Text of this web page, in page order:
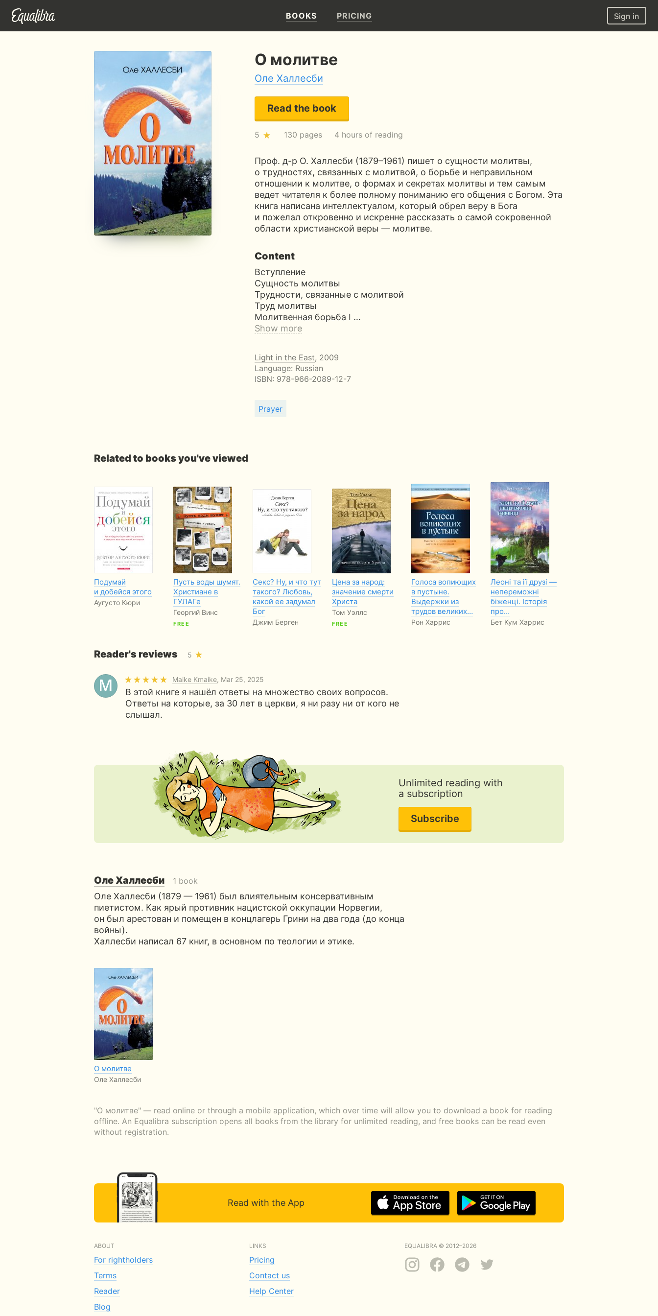
BOOKS PRICING Sign in
О молитве
Оле Халлесби
Read the book
5 130 pages 4 hours of reading
Проф. д-р О. Халлесби (1879–1961) пишет о сущности молитвы,
о трудностях, связанных с молитвой, о борьбе и неправильном
отношении к молитве, о формах и секретах молитвы и тем самым
ведет читателя к более полному пониманию его общения с Богом. Эта
книга написана интеллектуалом, который обрел веру в Бога
и пожелал откровенно и искренне рассказать о самой сокровенной
области христианской веры — молитве.
Content
Вступление
Сущность молитвы
Трудности, связанные с молитвой
Труд молитвы
Молитвенная борьба I …
Show more
Light in the East, 2009
Language: Russian
ISBN: 978-966-2089-12-7
Prayer
Related to books you've viewed
Подумай
и добейся этого
Аугусто Кюри
Пусть воды шумят.
Христиане в
ГУЛАГе
Георгий Винс
FREE
Секс? Ну, и что тут
такого? Любовь,
какой ее задумал
Бог
Джим Берген
Цена за народ:
значение смерти
Христа
Том Уэллс
FREE
Голоса вопиющих
в пустыне.
Выдержки из
трудов великих…
Рон Харрис
Леоні та ії друзі —
непереможні
біженці. Історія
про…
Бет Кум Харрис
Reader's reviews 5
Maike Kmaike, Mar 25, 2025
В этой книге я нашёл ответы на множество своих вопросов.
Ответы на которые, за 30 лет в церкви, я ни разу ни от кого не
слышал.
Unlimited reading with
a subscription
Subscribe
Оле Халлесби 1 book
Оле Халлесби (1879 — 1961) был влиятельным консервативным
пиетистом. Как ярый противник нацистской оккупации Норвегии,
он был арестован и помещен в концлагерь Грини на два года (до конца
войны).
Халлесби написал 67 книг, в основном по теологии и этике.
О молитве
Оле Халлесби
"О молитве" — read online or through a mobile application, which over time will allow you to download a book for reading
offline. An Equalibra subscription opens all books from the library for unlimited reading, and free books can be read even
without registration.
Read with the App
ABOUT
For rightholders
Terms
Reader
Blog
LINKS
Pricing
Contact us
Help Center
EQUALIBRA © 2012–2026